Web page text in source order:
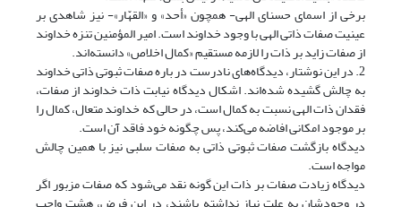
برخی از اسمای حسنای الهی- همچون «أحد» و «القهّار»- نیز شاهدی بر
عینیت صفات ذاتی الهی با وجود خداوند است. امیر المؤمنین تنزه خداوند
از صفات زاید بر ذات را لازمه مستقیم «کمال اخلاص» دانسته‌اند.
2. در این نوشتار، دیدگاه‌های نادرست در باره صفات ثبوتی ذاتی خداوند
به چالش گشیده شده‌اند. اشکال دیدگاه نیابت ذات خداوند از صفات،
فقدان ذات الهی نسبت به کمال است، در حالی که خداوند متعال، کمال را
بر موجود امکانی افاضه می‌کند، پس چگونه خود فاقد آن است.
دیدگاه بازگشت صفات ثبوتی ذاتی به صفات سلبی نیز با همین چالش
مواجه است.
دیدگاه زیادت صفات بر ذات این گونه نقد می‌شود که صفات مزبور اگر